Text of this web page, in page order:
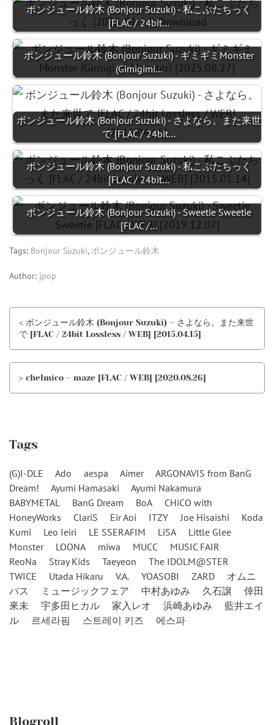
ボンジュール鈴木 (Bonjour Suzuki) - 私こぶたちっく
[FLAC / 24bit…
ボンジュール鈴木 (Bonjour Suzuki) - ギミギミMonster
(Gimigimi…
ボンジュール鈴木 (Bonjour Suzuki) - さよなら。また来世
で [FLAC / 24bit…
ボンジュール鈴木 (Bonjour Suzuki) - 私こぶたちっく
[FLAC / 24bit…
ボンジュール鈴木 (Bonjour Suzuki) - Sweetie Sweetie
[FLAC /…
Tags: Bonjour Suzuki, ボンジュール鈴木
Author: jpop
< ボンジュール鈴木 (Bonjour Suzuki) – さよなら。また来世
で [FLAC / 24bit Lossless / WEB] [2015.04.15]
> chelmico – maze [FLAC / WEB] [2020.08.26]
Tags
(G)I-DLE Ado aespa Aimer
ARGONAVIS from BanG
Dream!
Ayumi Hamasaki
Ayumi Nakamura
BABYMETAL
BanG Dream BoA
CHiCO with
HoneyWorks
ClariS Eir Aoi ITZY Joe Hisaishi
Koda
Kumi
Leo Ieiri LE SSERAFIM LiSA
Little Glee
Monster
LOONA miwa MUCC
MUSIC FAIR
ReoNa
Stray Kids Taeyeon
The IDOLM@STER
TWICE
Utada Hikaru V.A. YOASOBI ZARD
オムニ
バス
ミュージックフェア 中村あゆみ 久石譲
倖田
來未
宇多田ヒカル 家入レオ 浜崎あゆみ
藍井エイ
ル
르세라핌 스트레이 키즈 에스파
Blogroll